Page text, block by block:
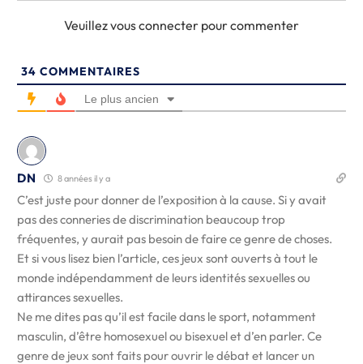
Veuillez vous connecter pour commenter
34 COMMENTAIRES
Le plus ancien
DN 8 années il y a
C’est juste pour donner de l’exposition à la cause. Si y avait
pas des conneries de discrimination beaucoup trop
fréquentes, y aurait pas besoin de faire ce genre de choses.
Et si vous lisez bien l’article, ces jeux sont ouverts à tout le
monde indépendamment de leurs identités sexuelles ou
attirances sexuelles.
Ne me dites pas qu’il est facile dans le sport, notamment
masculin, d’être homosexuel ou bisexuel et d’en parler. Ce
genre de jeux sont faits pour ouvrir le débat et lancer un